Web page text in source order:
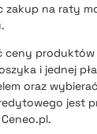
zakup na raty
ceny
i jednej
oraz
jest